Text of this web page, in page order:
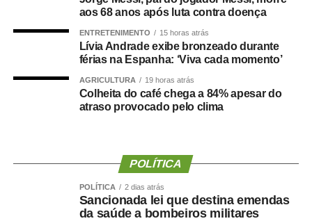
atualizações normativas, aperfeiçoam conhecimentos
técnicos, desenvolvem atividades práticas com cálculos
em processos reais e discutem procedimentos utilizados
na elaboração de laudos contábeis.
Segundo o instrutor e contador Carlos José Rodrigues, o
objetivo é alinhar a atuação dos profissionais que
“A ideia é padronizar os procedimentos. Não importa se o
qualquer outra comarca. O importante é que todos
utilizem o mesmo padrão. Muitos profissionais estão
aos 68 anos após luta contra doença
ENTRETENIMENTO 15 horas atrás
Lívia Andrade exibe bronzeado durante
férias na Espanha: ‘Viva cada momento’
AGRICULTURA 19 horas atrás
Colheita do café chega a 84% apesar do
atraso provocado pelo clima
POLÍTICA
POLÍTICA 2 dias atrás
Sancionada lei que destina emendas
da saúde a bombeiros militares